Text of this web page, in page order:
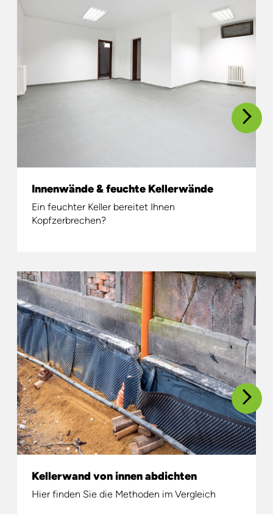
Innenwände & feuchte Kellerwände
Ein feuchter Keller bereitet Ihnen
Kopfzerbrechen?
Kellerwand von innen abdichten
Hier finden Sie die Methoden im Vergleich